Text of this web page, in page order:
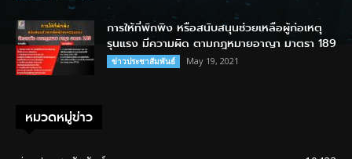
การให้ที่พักพิง หรือสนับสนุนช่วยเหลือผู้ก่อเหตุ
รุนแรง มีความผิด ตามกฎหมายอาญา มาตรา 189
ข่าวประชาสัมพันธ์ May 19, 2021
หมวดหมู่ข่าว